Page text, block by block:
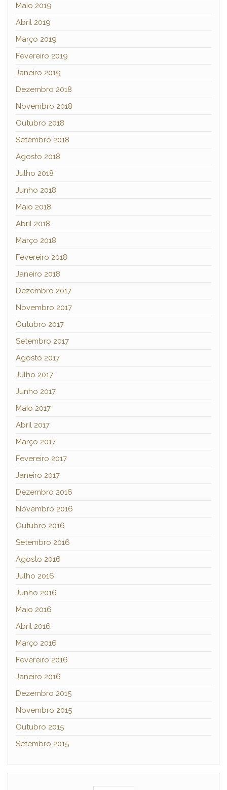
Maio 2019
Abril 2019
Março 2019
Fevereiro 2019
Janeiro 2019
Dezembro 2018
Novembro 2018
Outubro 2018
Setembro 2018
Agosto 2018
Julho 2018
Junho 2018
Maio 2018
Abril 2018
Março 2018
Fevereiro 2018
Janeiro 2018
Dezembro 2017
Novembro 2017
Outubro 2017
Setembro 2017
Agosto 2017
Julho 2017
Junho 2017
Maio 2017
Abril 2017
Março 2017
Fevereiro 2017
Janeiro 2017
Dezembro 2016
Novembro 2016
Outubro 2016
Setembro 2016
Agosto 2016
Julho 2016
Junho 2016
Maio 2016
Abril 2016
Março 2016
Fevereiro 2016
Janeiro 2016
Dezembro 2015
Novembro 2015
Outubro 2015
Setembro 2015